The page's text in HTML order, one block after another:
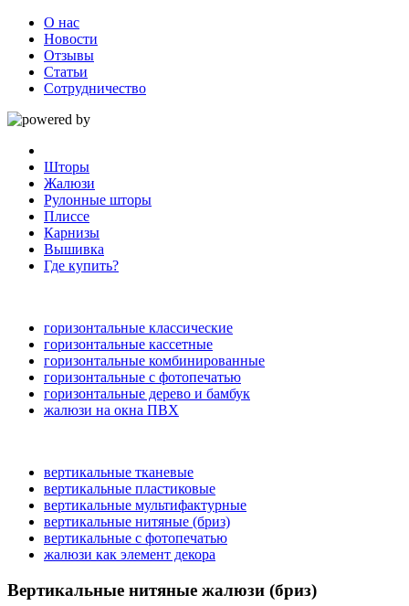
О нас
Новости
Отзывы
Статьи
Сотрудничество
Шторы
Жалюзи
Рулонные шторы
Плиссе
Карнизы
Вышивка
Где купить?
горизонтальные классические
горизонтальные кассетные
горизонтальные комбинированные
горизонтальные с фотопечатью
горизонтальные дерево и бамбук
жалюзи на окна ПВХ
вертикальные тканевые
вертикальные пластиковые
вертикальные мультифактурные
вертикальные нитяные (бриз)
вертикальные с фотопечатью
жалюзи как элемент декора
Вертикальные нитяные жалюзи (бриз)